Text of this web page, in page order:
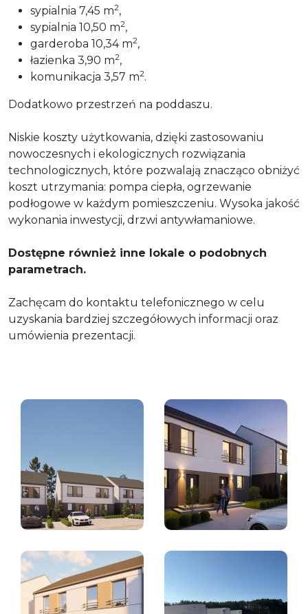
sypialnia 7,45 m2,
sypialnia 10,50 m2,
garderoba 10,34 m2,
łazienka 3,90 m2,
komunikacja 3,57 m2.
Dodatkowo przestrzeń na poddaszu.
Niskie koszty użytkowania, dzięki zastosowaniu
nowoczesnych i ekologicznych rozwiązania
technologicznych, które pozwalają znacząco obniżyć
koszt utrzymania: pompa ciepła, ogrzewanie
podłogowe w każdym pomieszczeniu. Wysoka jakość
wykonania inwestycji, drzwi antywłamaniowe.
Dostępne również inne lokale o podobnych
parametrach.
Zachęcam do kontaktu telefonicznego w celu
uzyskania bardziej szczegółowych informacji oraz
umówienia prezentacji.